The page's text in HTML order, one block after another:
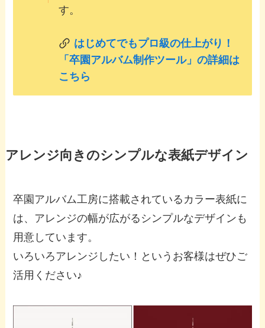
す。
はじめてでもプロ級の仕上がり！
「卒園アルバム制作ツール」の詳細は
こちら
アレンジ向きのシンプルな表紙デザイン
卒園アルバム工房に搭載されているカラー表紙に
は、アレンジの幅が広がるシンプルなデザインも
用意しています。
いろいろアレンジしたい！というお客様はぜひご
活用ください♪